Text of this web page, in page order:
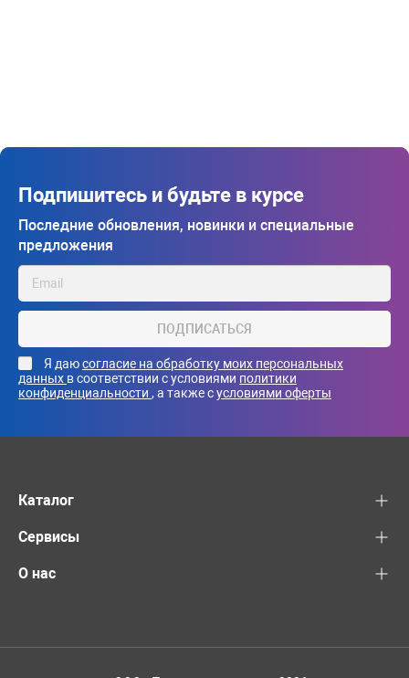
Подпишитесь и будьте в курсе
Последние обновления, новинки и специальные
предложения
ПОДПИСАТЬСЯ
Я даюсогласие на обработку моих персональных
данных в соответствии с условиями политики
конфиденциальности , а также сусловиями оферты
Каталог
Сервисы
О нас